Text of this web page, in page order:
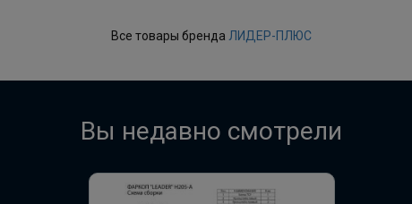
Все товары бренда ЛИДЕР-ПЛЮС
Вы недавно смотрели